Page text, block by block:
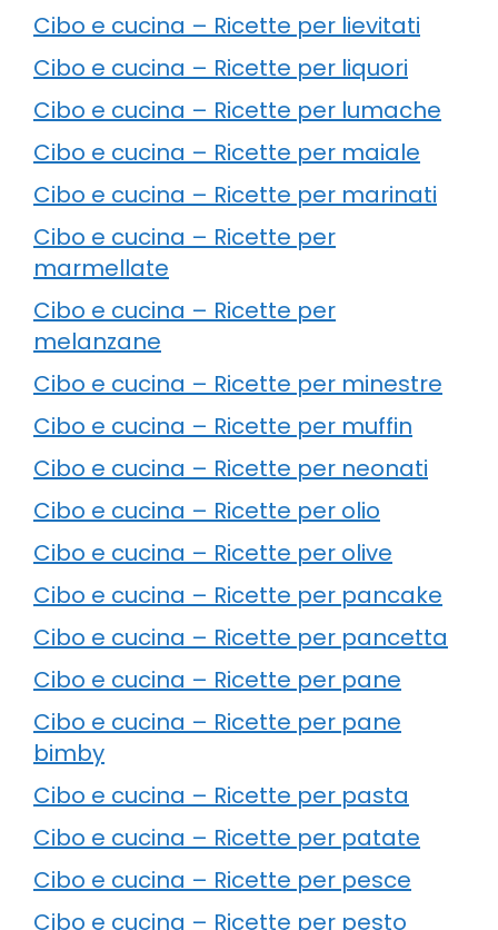
Cibo e cucina – Ricette per lievitati
Cibo e cucina – Ricette per liquori
Cibo e cucina – Ricette per lumache
Cibo e cucina – Ricette per maiale
Cibo e cucina – Ricette per marinati
Cibo e cucina – Ricette per
marmellate
Cibo e cucina – Ricette per
melanzane
Cibo e cucina – Ricette per minestre
Cibo e cucina – Ricette per muffin
Cibo e cucina – Ricette per neonati
Cibo e cucina – Ricette per olio
Cibo e cucina – Ricette per olive
Cibo e cucina – Ricette per pancake
Cibo e cucina – Ricette per pancetta
Cibo e cucina – Ricette per pane
Cibo e cucina – Ricette per pane
bimby
Cibo e cucina – Ricette per pasta
Cibo e cucina – Ricette per patate
Cibo e cucina – Ricette per pesce
Cibo e cucina – Ricette per pesto